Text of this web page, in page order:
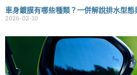
車身鍍膜有哪些種類？一併解說排水型態
2026-02-10